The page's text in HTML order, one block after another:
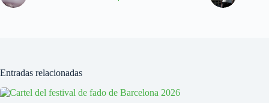
Entradas relacionadas